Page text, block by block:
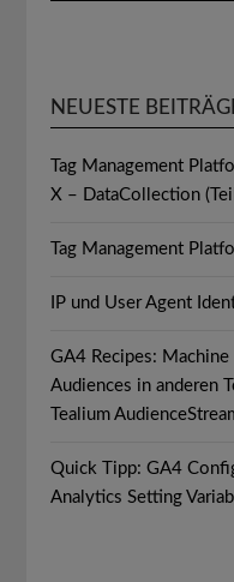
NEUESTE
Tag Management
X – DataCollection
Tag Management
IP und User Agent
GA4 Recipes:
Audiences in anderen
Tealium
Quick Tipp: GA4
Analytics Setting